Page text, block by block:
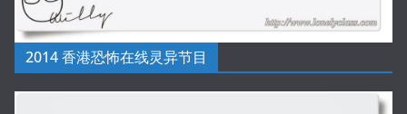
2014 香港恐怖在线灵异节目